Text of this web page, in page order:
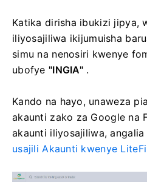
Katika dirisha ibukizi jipya,
iliyosajiliwa ikijumuisha
simu na nenosiri kwenye
ubofye "INGIA".
Kando na hayo, unaweza
akaunti zako za Google na
akaunti iliyosajiliwa,
usajili Akaunti kwenye